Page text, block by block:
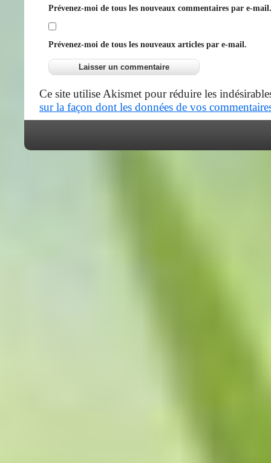
Prévenez-moi de tous les nouveaux commentaires par e-mail.
Prévenez-moi de tous les nouveaux articles par e-mail.
Ce site utilise Akismet pour réduire les
sur la façon dont les données de vos